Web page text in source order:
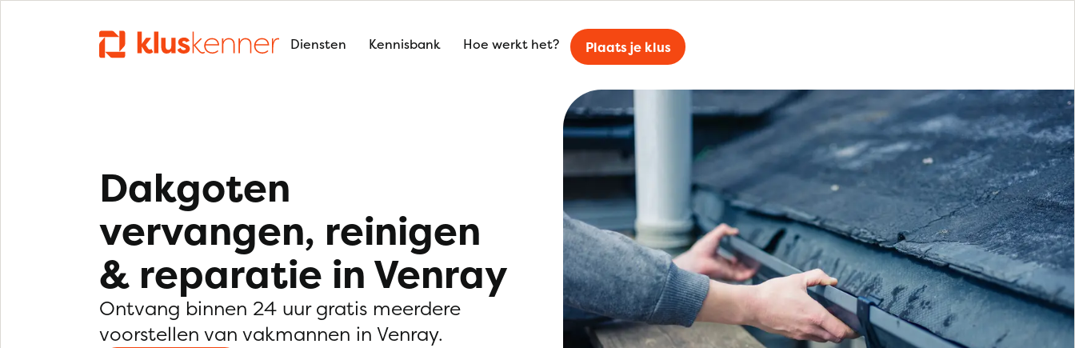
Diensten Kennisbank Hoe werkt het? Plaats je klus
Dakgoten
vervangen, reinigen
& reparatie in Venray
Ontvang binnen 24 uur gratis meerdere
voorstellen van vakmannen in Venray.